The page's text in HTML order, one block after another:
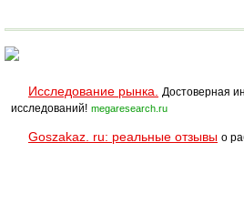
Исследование рынка.
Достоверная
исследований! megaresearch.ru
Goszakaz. ru: реальные отзывы о